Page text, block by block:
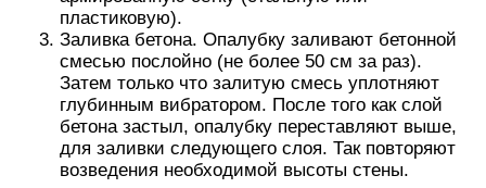
пластиковую).
Заливка бетона. Опалубку заливают бетонной
смесью послойно (не более 50 см за раз).
Затем только что залитую смесь уплотняют
глубинным вибратором. После того как слой
бетона застыл, опалубку переставляют выше,
для заливки следующего слоя. Так повторяют
возведения необходимой высоты стены.